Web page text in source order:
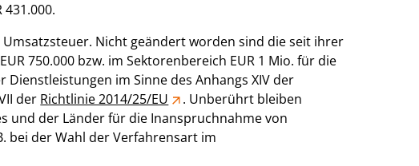
431.000.
Nicht geändert worden sind die seit ihrer
750.000 bzw. im Sektorenbereich EUR 1 Mio. für die
im Sinne des Anhangs XIV der
der Richtlinie 2014/25/EU
. Unberührt bleiben
und der Länder für die Inanspruchnahme von
bei der Wahl der Verfahrensart im